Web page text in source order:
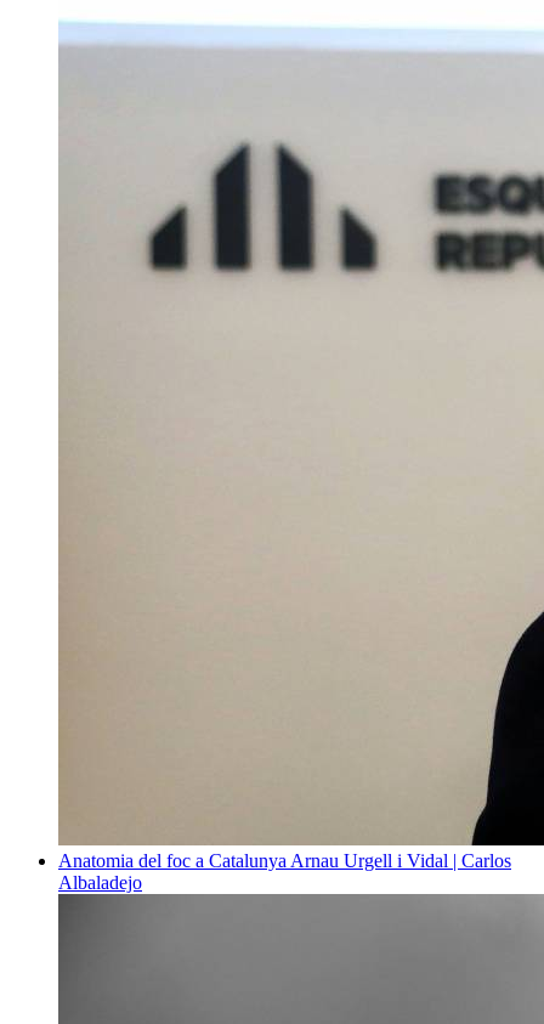
Anatomia del foc a Catalunya Arnau Urgell i Vidal | Carlos
Albaladejo